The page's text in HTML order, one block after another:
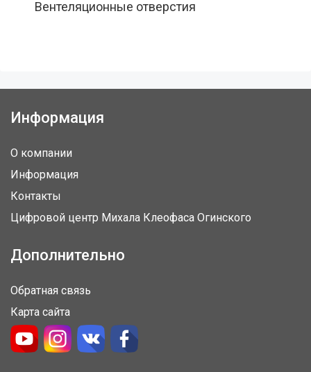
Вентеляционные отверстия
Информация
О компании
Информация
Контакты
Цифровой центр Михала Клеофаса Огинского
Дополнительно
Обратная связь
Карта сайта